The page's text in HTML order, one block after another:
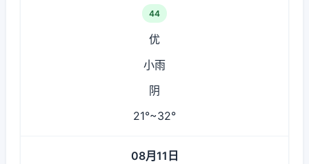
44
优
小雨
阴
21°~32°
08月11日